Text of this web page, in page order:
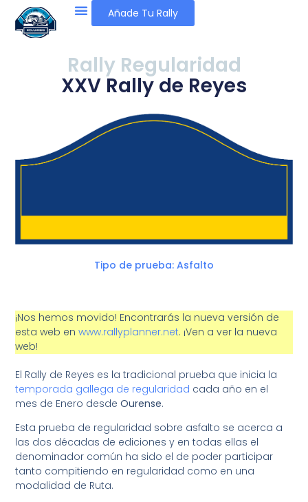
Añade Tu Rally
Rally Regularidad
XXV Rally de Reyes
Tipo de prueba: Asfalto
¡Nos hemos movido! Encontrarás la nueva versión de
esta web enwww.rallyplanner.net. ¡Ven a ver la nueva
web!
El Rally de Reyes es la tradicional prueba que inicia la
temporada gallega de regularidad cada año en el
mes de Enero desdeOurense.
Esta prueba de regularidad sobre asfalto se acerca a
las dos décadas de ediciones y en todas ellas el
denominador común ha sido el de poder participar
tanto compitiendo en regularidad como en una
modalidad de Ruta.